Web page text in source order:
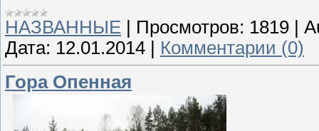
НАЗВАННЫЕ
Просмотров: 1819
Дата: 12.01.2014
Комментарии (0)
Гора Опенная